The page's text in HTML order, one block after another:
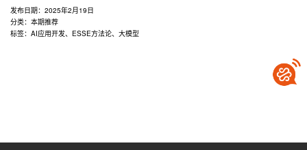
发布日期： 2025年2月19日
分类： 本期推荐
标签： AI应用开发、 ESSE方法论、 大模型